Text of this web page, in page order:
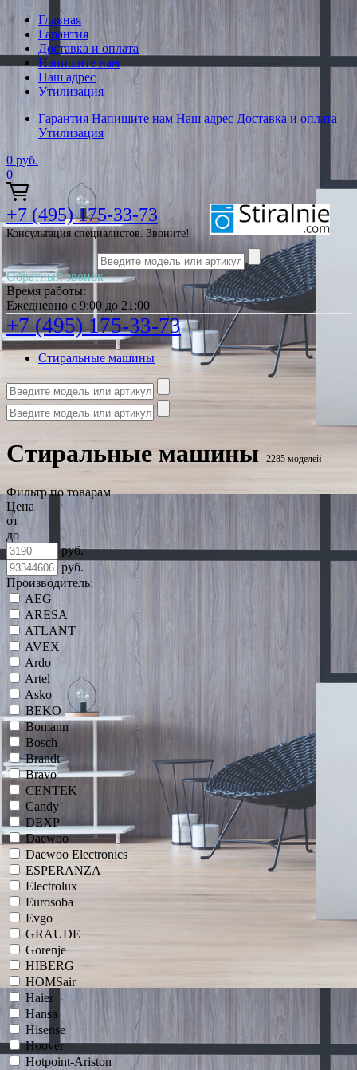
Главная
Гарантия
Доставка и оплата
Напишите нам
Наш адрес
Утилизация
Гарантия Напишите нам Наш адрес Доставка и оплата
Утилизация
0 руб.
0
+7 (495) 175-33-73
Консультация специалистов. Звоните!
Обратный звонок
Время работы:
Ежедневно с 9:00 до 21:00
+7 (495) 175-33-73
Стиральные машины
Стиральные машины 2285 моделей
Фильтр по товарам
Цена
от
до
руб.
руб.
Производитель:
AEG
ARESA
ATLANT
AVEX
Ardo
Artel
Asko
BEKO
Bomann
Bosch
Brandt
Bravo
CENTEK
Candy
DEXP
Daewoo
Daewoo Electronics
ESPERANZA
Electrolux
Eurosoba
Evgo
GRAUDE
Gorenje
HIBERG
HOMSair
Haier
Hansa
Hisense
Hoover
Hotpoint-Ariston